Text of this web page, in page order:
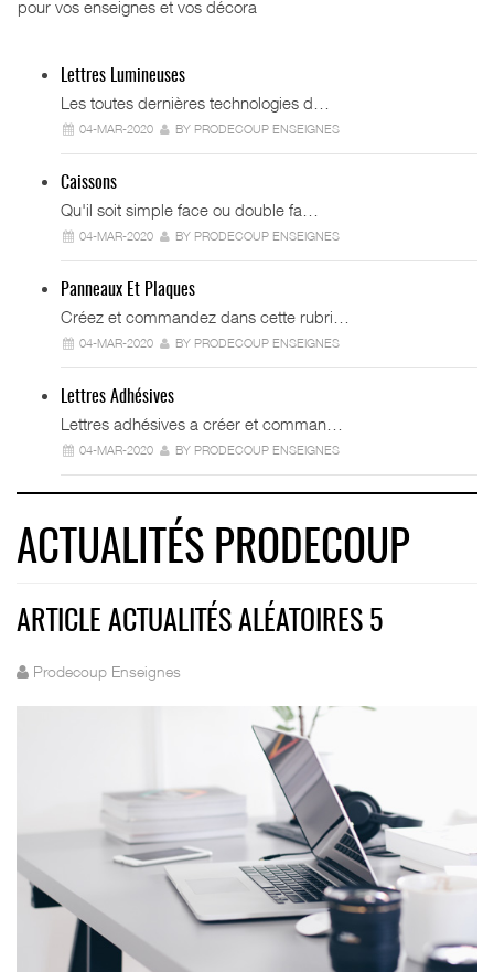
pour vos enseignes et vos décora
Lettres Lumineuses
Les toutes dernières technologies d…
04-MAR-2020 BY PRODECOUP ENSEIGNES
Caissons
Qu'il soit simple face ou double fa…
04-MAR-2020 BY PRODECOUP ENSEIGNES
Panneaux Et Plaques
Créez et commandez dans cette rubri…
04-MAR-2020 BY PRODECOUP ENSEIGNES
Lettres Adhésives
Lettres adhésives a créer et comman…
04-MAR-2020 BY PRODECOUP ENSEIGNES
ACTUALITÉS PRODECOUP
ARTICLE ACTUALITÉS ALÉATOIRES 5
Prodecoup Enseignes